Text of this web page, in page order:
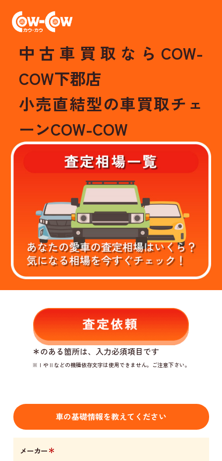
中古車買取ならCOW-
COW下郡店
小売直結型の車買取チェ
ーンCOW-COW
＊のある箇所は、入力必須項目です
※ⅠやⅡなどの機種依存文字は使用できません。ご注意下さい。
車の基礎情報を教えてください
メーカー＊